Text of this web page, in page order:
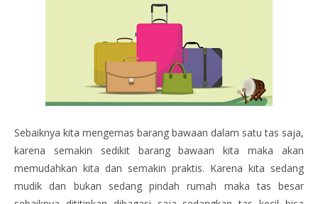
Sebaiknya kita mengemas barang bawaan dalam satu tas saja,
karena semakin sedikit barang bawaan kita maka akan
memudahkan kita dan semakin praktis. Karena kita sedang
mudik dan bukan sedang pindah rumah maka tas besar